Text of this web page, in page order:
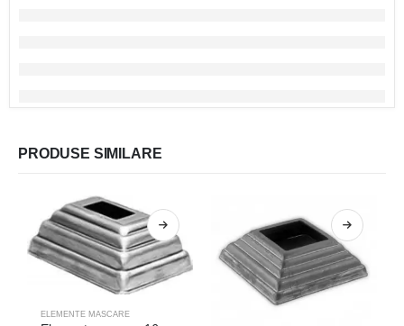
PRODUSE SIMILARE
ELEMENTE MASCARE